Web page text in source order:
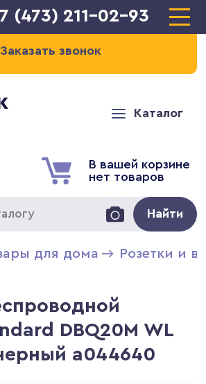
(473) 211-02-93
Заказать звонок
Каталог
В вашей корзине
нет товаров
Найти
для дома Розетки и
DBQ20M WL
a044640